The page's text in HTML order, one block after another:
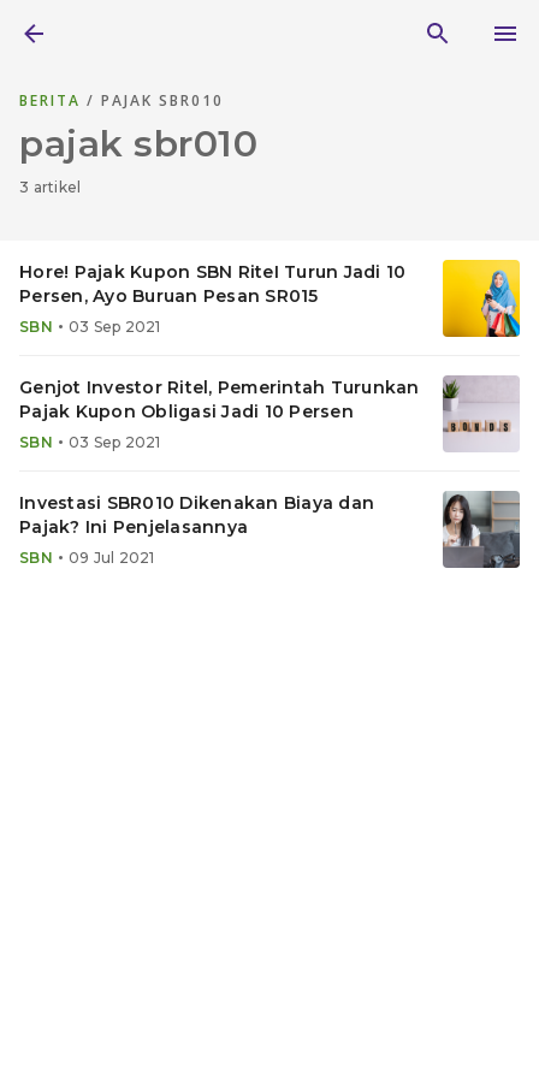
BERITA / PAJAK SBR010
pajak sbr010
3 artikel
Hore! Pajak Kupon SBN RiteI Turun Jadi 10
Persen, Ayo Buruan Pesan SR015
SBN • 03 Sep 2021
Genjot Investor Ritel, Pemerintah Turunkan
Pajak Kupon Obligasi Jadi 10 Persen
SBN • 03 Sep 2021
Investasi SBR010 Dikenakan Biaya dan
Pajak? Ini Penjelasannya
SBN • 09 Jul 2021